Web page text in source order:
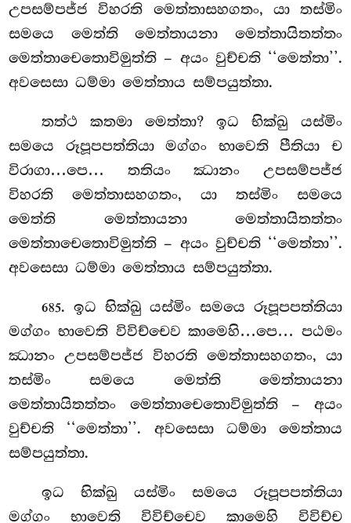
උපසම්පජ්ජ විහරති මෙත්තාසහගතං, යා තස්මිං
සමයෙ මෙත්ති මෙත්තායනා මෙත්තායිතත්තං
මෙත්තාචෙතොවිමුත්ති – අයං වුච්චති ‘‘මෙත්තා’’.
අවසෙසා ධම්මා මෙත්තාය සම්පයුත්තා.
තත්ථ කතමා මෙත්තා? ඉධ භික්ඛු යස්මිං
සමයෙ රූපූපපත්තියා මග්ගං භාවෙති පීතියා ච
විරාගා…පෙ… තතියං ඣානං උපසම්පජ්ජ
විහරති මෙත්තාසහගතං, යා තස්මිං සමයෙ
මෙත්ති මෙත්තායනා මෙත්තායිතත්තං
මෙත්තාචෙතොවිමුත්ති – අයං වුච්චති ‘‘මෙත්තා’’.
අවසෙසා ධම්මා මෙත්තාය සම්පයුත්තා.
685. ඉධ භික්ඛු යස්මිං සමයෙ රූපූපපත්තියා
මග්ගං භාවෙති විවිච්චෙව කාමෙහි…පෙ… පඨමං
ඣානං උපසම්පජ්ජ විහරති මෙත්තාසහගතං, යා
තස්මිං සමයෙ මෙත්ති මෙත්තායනා
මෙත්තායිතත්තං මෙත්තාචෙතොවිමුත්ති – අයං
වුච්චති ‘‘මෙත්තා’’. අවසෙසා ධම්මා මෙත්තාය
සම්පයුත්තා.
ඉධ භික්ඛු යස්මිං සමයෙ රූපූපපත්තියා
මග්ගං භාවෙති විවිච්චෙව කාමෙහි විවිච්ච